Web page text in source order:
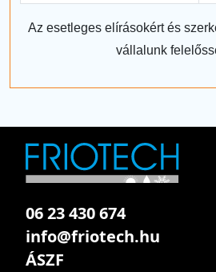
Az esetleges elírásokért és
vállalunk
06 23 430 674
info@friotech.hu
ÁSZF